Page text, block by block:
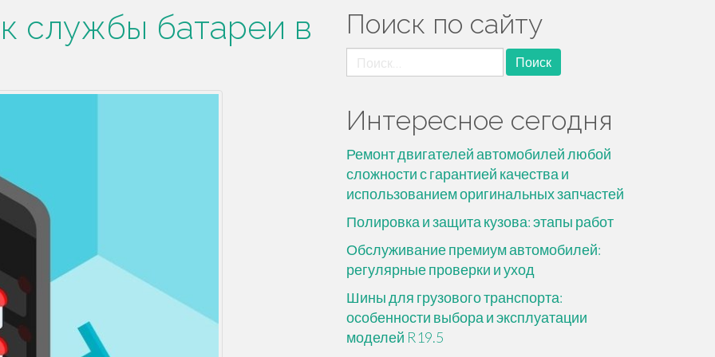
службы батареи в
Поиск по сайту
Найти:
Интересное сегодня
Ремонт двигателей автомобилей любой
сложности с гарантией качества и
использованием оригинальных запчастей
Полировка и защита кузова: этапы работ
Обслуживание премиум автомобилей:
регулярные проверки и уход
Шины для грузового транспорта:
особенности выбора и эксплуатации
моделей R19.5